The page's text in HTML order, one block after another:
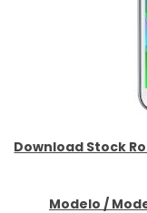
Download Stock
Modelo /